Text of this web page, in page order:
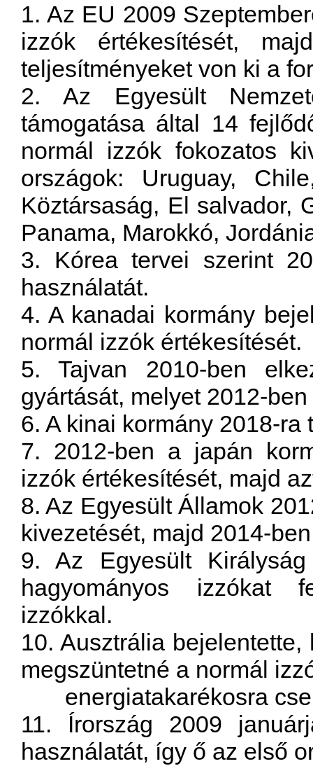
1. Az EU 2009
izzók értékesítését,
teljesítményeket von ki a
2. Az Egyesült
támogatása által 14
normál izzók fokozatos
országok: Uruguay,
Köztársaság, El salvador,
Panama, Marokkó,
3. Kórea tervei szerint
használatát.
4. A kanadai kormány
normál izzók értékesítését.
5. Tajvan 2010-ben
gyártását, melyet 2012-
6. A kinai kormány 2018-
7. 2012-ben a japán
izzók értékesítését, majd
8. Az Egyesült Államok
kivezetését, majd 2014-
9. Az Egyesült
hagyományos izzókat
izzókkal.
10. Ausztrália
megszüntetné a normál
energiatakarékosra
11. Írország 2009
használatát, így ő az első